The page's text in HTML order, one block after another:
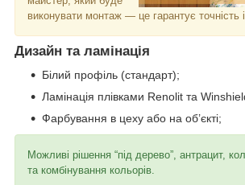
виконувати монтаж — це гарантує точність і
Дизайн та ламінація
Білий профіль (стандарт);
Ламінація плівками Renolit та
Фарбування в цеху або на об’єкті;
Можливі рішення “під дерево”, антрацит,
та комбінування кольорів.